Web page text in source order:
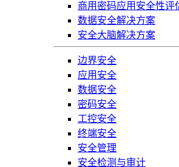
商用密码应用安全性评
数据安全解决方案
安全大脑解决方案
边界安全
应用安全
数据安全
密码安全
工控安全
终端安全
安全管理
安全检测与审计